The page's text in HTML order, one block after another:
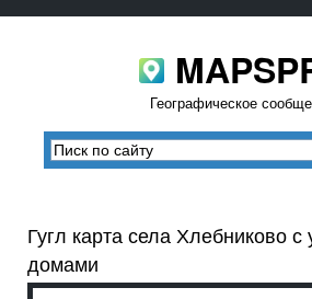
Географическое
Гугл карта села Хлебниково
домами